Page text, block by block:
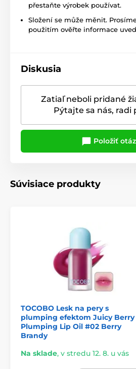
přestaňte výrobek používat.
Složení se může měnit.
použitím ověřte informace
Diskusia
Zatiaľ neboli pridané
Pýtajte sa nás, radi
Položiť
Súvisiace produkty
TOCOBO Lesk na pery s
plumping efektom Juicy Berry
Plumping Lip Oil #02 Berry
Brandy
Na sklade, v stredu 12. 8. u vás